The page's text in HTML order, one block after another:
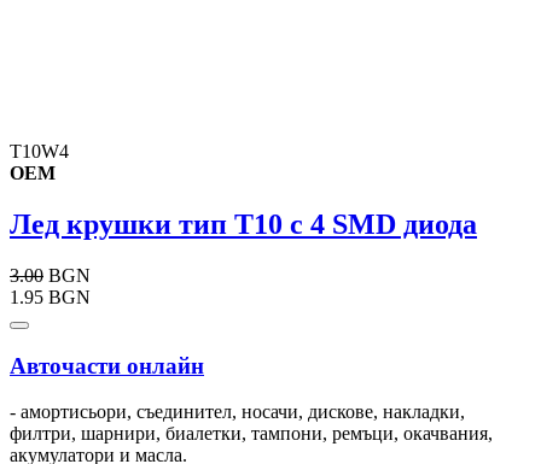
T10W4
OEM
Лед крушки тип T10 с 4 SMD диода
3.00 BGN
1.95 BGN
Авточасти онлайн
- амортисьори, съединител, носачи, дискове, накладки,
филтри, шарнири, биалетки, тампони, ремъци, окачвания,
акумулатори и масла.